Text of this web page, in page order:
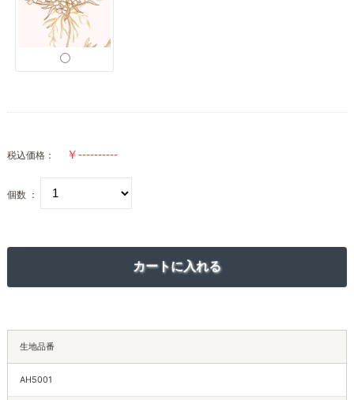
税込価格：
個数 ：
生地品番
AH5001